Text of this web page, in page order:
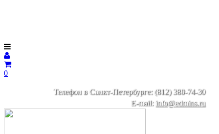
0
Телефон в Санкт-Петербурге: (812) 380-74-30
E-mail: info@edmins.ru